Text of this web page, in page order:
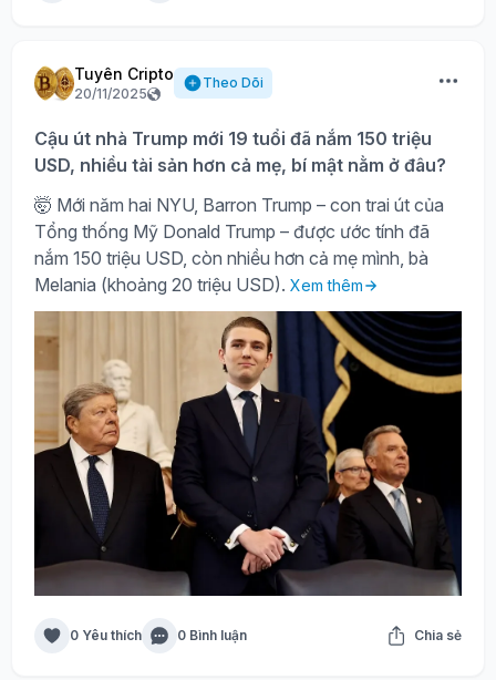
Tuyên Cripto
20/11/2025
Theo Dõi
Cậu út nhà Trump mới 19 tuổi đã nắm 150 triệu
USD, nhiều tài sản hơn cả mẹ, bí mật nằm ở đâu?
🤯 Mới năm hai NYU, Barron Trump – con trai út của
Tổng thống Mỹ Donald Trump – được ước tính đã
nắm 150 triệu USD, còn nhiều hơn cả mẹ mình, bà
Melania (khoảng 20 triệu USD). Xem thêm
0 Yêu thích 0 Bình luận Chia sẻ